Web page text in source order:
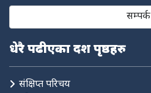
सम्पर्क
धेरै पढीएका दश पृष्ठहरु
संक्षिप्त परिचय